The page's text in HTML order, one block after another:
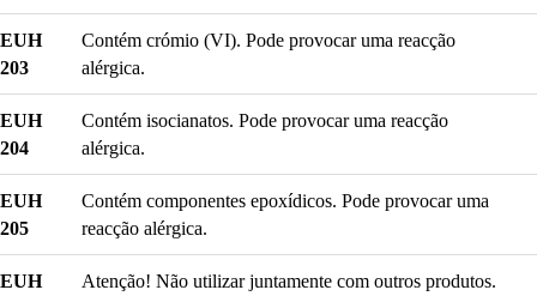
EUH
203
Contém crómio (VI). Pode provocar uma reacção
alérgica.
EUH
204
Contém isocianatos. Pode provocar uma reacção
alérgica.
EUH
205
Contém componentes epoxídicos. Pode provocar uma
reacção alérgica.
EUH
Atenção! Não utilizar juntamente com outros produtos.